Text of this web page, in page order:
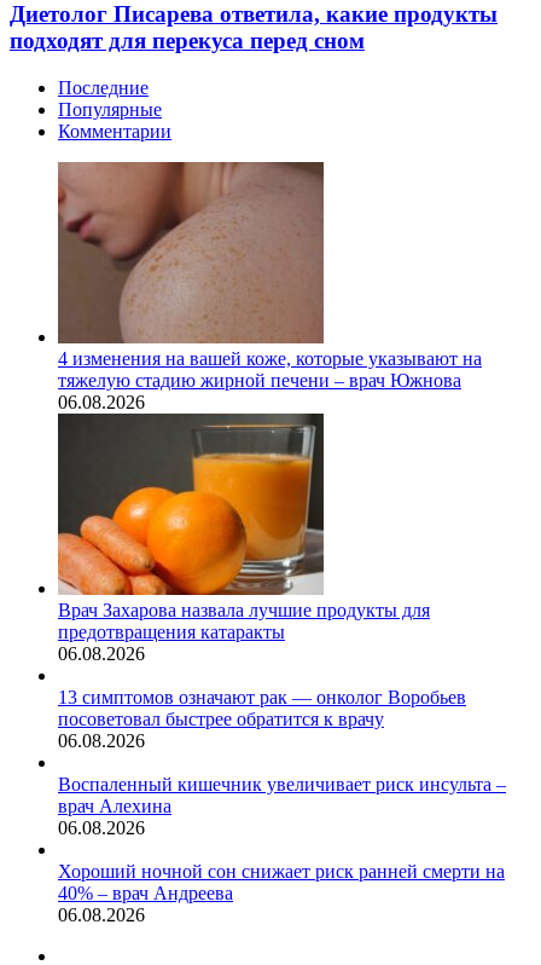
Диетолог Писарева ответила, какие продукты
подходят для перекуса перед сном
Последние
Популярные
Комментарии
4 изменения на вашей коже, которые указывают на
тяжелую стадию жирной печени – врач Южнова
06.08.2026
Врач Захарова назвала лучшие продукты для
предотвращения катаракты
06.08.2026
13 симптомов означают рак — онколог Воробьев
посоветовал быстрее обратится к врачу
06.08.2026
Воспаленный кишечник увеличивает риск инсульта –
врач Алехина
06.08.2026
Хороший ночной сон снижает риск ранней смерти на
40% – врач Андреева
06.08.2026